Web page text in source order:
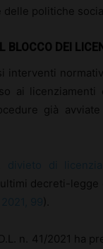
delle politiche
BLOCCO DEI
interventi
ai
già
decreti-legge
).
n. 41/2021 ha